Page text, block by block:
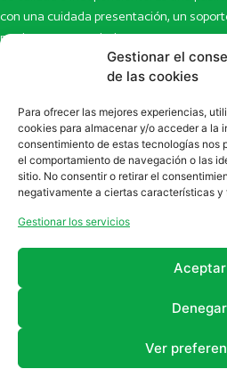
Gestionar el
de las cookies
Para ofrecer las mejores experiencias,
cookies para almacenar y/o acceder a la
consentimiento de estas tecnologías nos
el comportamiento de navegación o las
sitio. No consentir o retirar el
negativamente a ciertas características y
Gestionar los servicios
Aceptar
Denegar
Ver
con una cuidada presentación, un
productos y novedades.
Inicio
Newsletter
Eco Multimedia
Contacto
SUSCRÍBETE A NUESTRO
la sección deNewsletter
Revista